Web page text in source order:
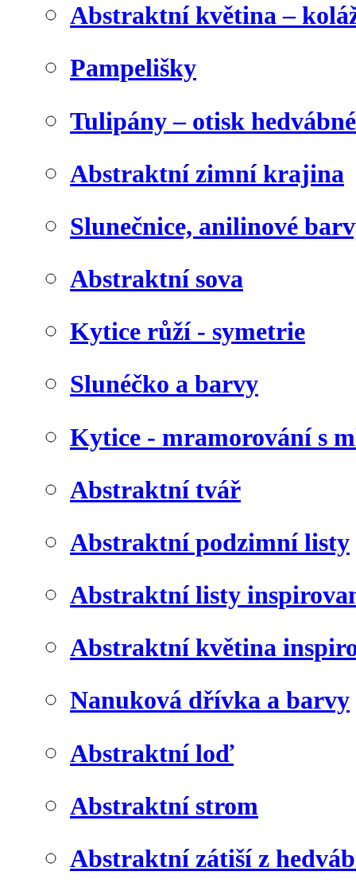
Abstraktní květina –
Pampelišky
Tulipány – otisk
Abstraktní zimní krajina
Slunečnice, anilinové
Abstraktní sova
Kytice růží - symetrie
Slunéčko a barvy
Kytice - mramorování s
Abstraktní tvář
Abstraktní podzimní listy
Abstraktní listy
Abstraktní květina
Nanuková dřívka a barvy
Abstraktní loď
Abstraktní strom
Abstraktní zátiší z